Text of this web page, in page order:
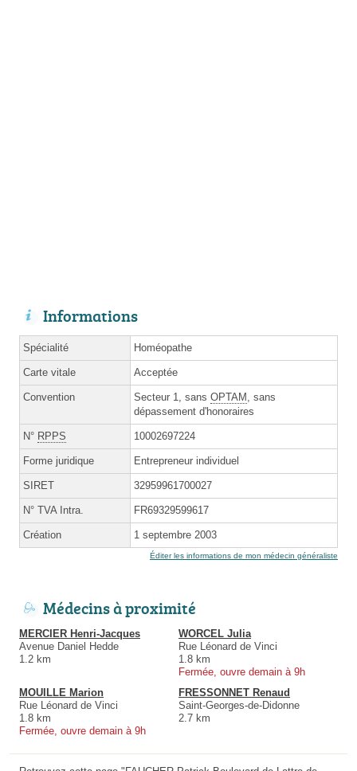
Informations
Spécialité Homéopathe
Carte vitale Acceptée
Convention Secteur 1, sans OPTAM , sans
dépassement d'honoraires
N° RPPS 10002697224
Forme juridique Entrepreneur individuel
SIRET 32959961700027
N° TVA Intra. FR69329599617
Création 1 septembre 2003
Éditer les informations de mon médecin généraliste
Médecins à proximité
MERCIER Henri-Jacques
Avenue Daniel Hedde
1.2 km
WORCEL Julia
Rue Léonard de Vinci
1.8 km
Fermée, ouvre demain à 9h
MOUILLE Marion
Rue Léonard de Vinci
1.8 km
Fermée, ouvre demain à 9h
FRESSONNET Renaud
Saint-Georges-de-Didonne
2.7 km